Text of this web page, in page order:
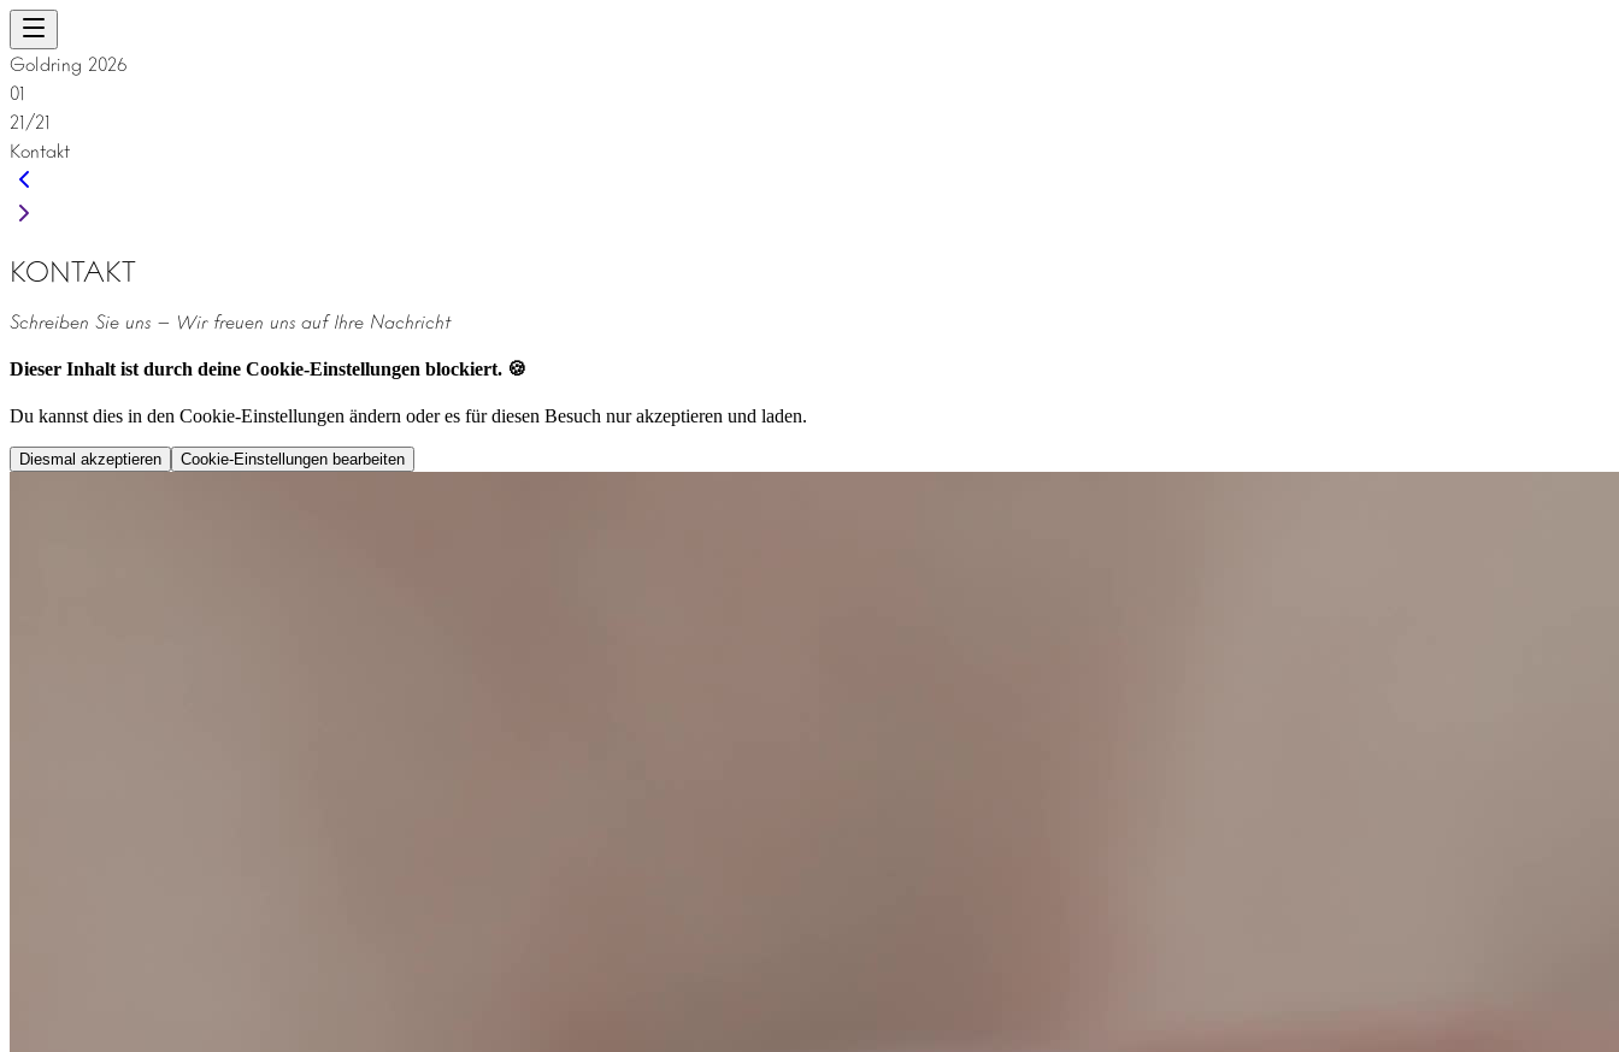
Goldring 2026
01
21/21
Kontakt
KONTAKT
Schreiben Sie uns – Wir freuen uns auf Ihre Nachricht
Dieser Inhalt ist durch deine Cookie-Einstellungen blockiert. 🍪
Du kannst dies in den Cookie-Einstellungen ändern oder es für diesen Besuch nur akzeptieren und laden.
Diesmal akzeptieren Cookie-Einstellungen bearbeiten